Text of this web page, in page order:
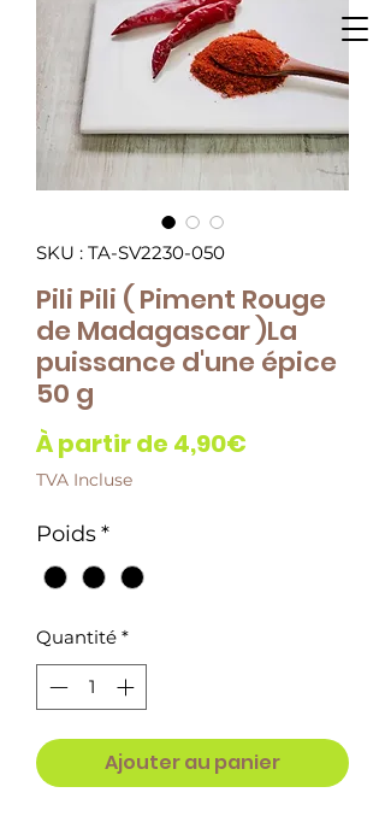
SKU : TA-SV2230-050
Pili Pili ( Piment Rouge
de Madagascar )La
puissance d'une épice
50 g
À partir de 4,90€
TVA Incluse
Poids*
Quantité *
Ajouter au panier